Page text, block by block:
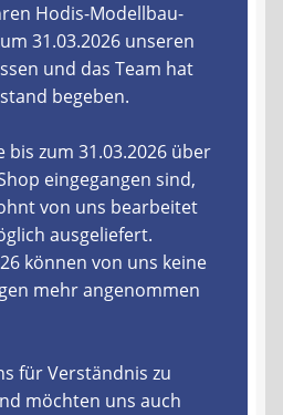
Hodis-Modellbau-
31.03.2026 unseren
und das Team hat
begeben.
bis zum 31.03.2026 über
eingegangen sind,
von uns bearbeitet
ausgeliefert.
können von uns keine
mehr angenommen
für Verständnis zu
möchten uns auch